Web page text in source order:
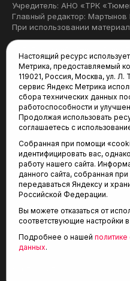
Учредитель: АНО «ТРК
Главный редактор: Мартынов
При использовании
Редакция:
625035, Тюмень, пр.
(3452) 68-22-28
tum-arena@mail.ru
Отдел продаж:
(3452) 68-89-78
kotovaev@sibinformburo.ru
© 2001-2026 Агентство
Настоящий ресурс
Метрика, предоставляемый
119021, Россия, Москва, ул.
сервис Яндекс Метрика
сбора технических данных
работоспособности и
Продолжая использовать
соглашаетесь с
Собранная при помощи
идентифицировать вас,
работу нашего сайта.
данного сайта, собранная
передаваться Яндексу и
Российской Федерации.
Вы можете отказаться от
соответствующие настройки
Подробнее о нашей
данных.